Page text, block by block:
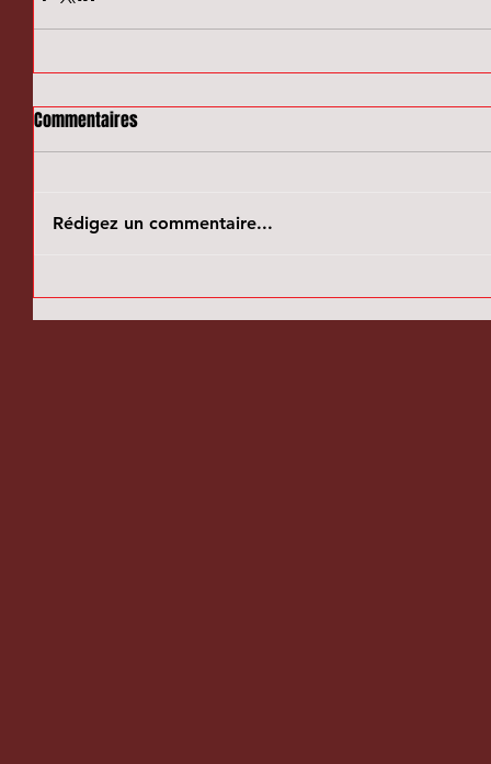
Commentaires
Rédigez un commentaire...